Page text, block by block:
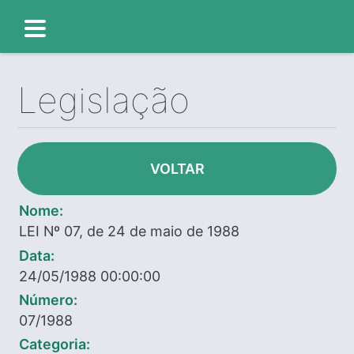
Legislação
VOLTAR
Nome:
LEI Nº 07, de 24 de maio de 1988
Data:
24/05/1988 00:00:00
Número:
07/1988
Categoria: